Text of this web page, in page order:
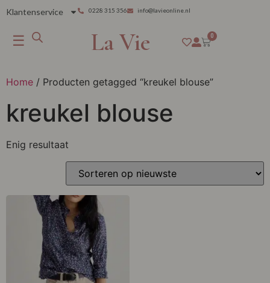
Klantenservice 0228 315 356 info@lavieonline.nl
☰ La Vie 0
Home / Producten getagged “kreukel blouse”
kreukel blouse
Enig resultaat